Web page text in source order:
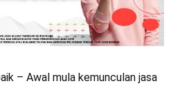
– Awal mula kemunculan jasa